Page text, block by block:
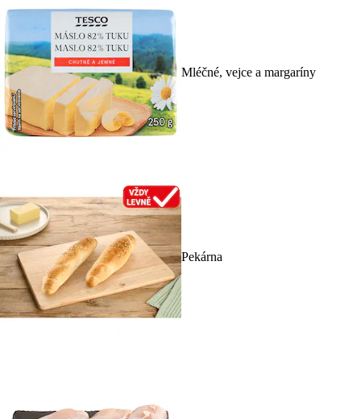
Mléčné, vejce a margaríny
Pekárna